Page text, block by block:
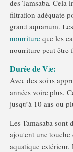
des Tamsaba. Cela
filtration adéquate
grand aquarium.
nourriture que les
nourriture peut être
Durée de Vie:
Avec des soins
années voire plus.
jusqu’à 10 ans ou
Les Tamasaba sont
ajoutent une touche
aquatique